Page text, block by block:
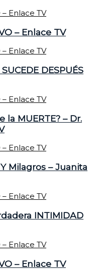
– Enlace TV
DESPUÉS
la MUERTE? – Dr.
Milagros – Juanita
INTIMIDAD
– Enlace TV